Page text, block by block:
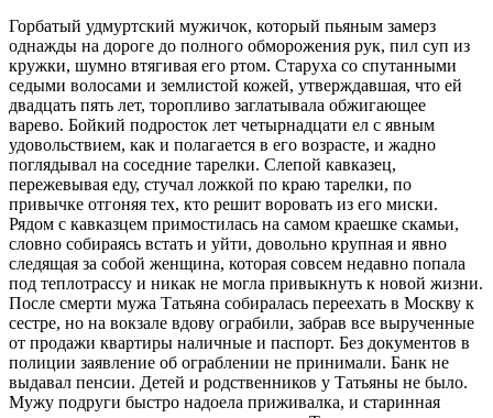
Горбатый удмуртский мужичок, который пьяным замерз
однажды на дороге до полного обморожения рук, пил суп из
кружки, шумно втягивая его ртом. Старуха со спутанными
седыми волосами и землистой кожей, утверждавшая, что ей
двадцать пять лет, торопливо заглатывала обжигающее
варево. Бойкий подросток лет четырнадцати ел с явным
удовольствием, как и полагается в его возрасте, и жадно
поглядывал на соседние тарелки. Слепой кавказец,
пережевывая еду, стучал ложкой по краю тарелки, по
привычке отгоняя тех, кто решит воровать из его миски.
Рядом с кавказцем примостилась на самом краешке скамьи,
словно собираясь встать и уйти, довольно крупная и явно
следящая за собой женщина, которая совсем недавно попала
под теплотрассу и никак не могла привыкнуть к новой жизни.
После смерти мужа Татьяна собиралась переехать в Москву к
сестре, но на вокзале вдову ограбили, забрав все вырученные
от продажи квартиры наличные и паспорт. Без документов в
полиции заявление об ограблении не принимали. Банк не
выдавал пенсии. Детей и родственников у Татьяны не было.
Мужу подруги быстро надоела приживалка, и старинная